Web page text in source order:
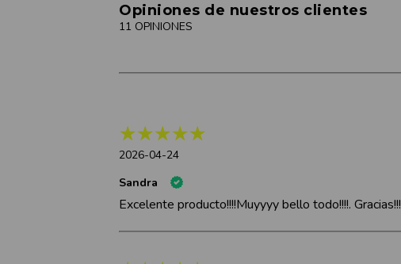
Opiniones de nuestros clientes
11 OPINIONES
2026-04-24
Sandra
Excelente producto!!!!Muyyyy bello todo!!!!. Gracias!!!